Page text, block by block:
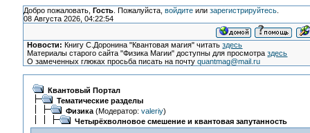
Добро пожаловать, Гость. Пожалуйста, войдитеили зарегистрируйтесь.
08 Августа 2026, 04:22:54
Новости: Книгу С.Доронина "Квантовая магия" читатьздесь
Материалы старого сайта "Физика Магии" доступны для просмотраздесь
О замеченных глюках просьба писать на почтуquantmag@mail.ru
Квантовый Портал
Тематические разделы
Физика(Модератор: valeriy)
Четырёхволновое смешение и квантовая запутанность